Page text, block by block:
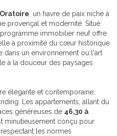
, un havre de paix niché à
provençal et modernité. Situé
immobilier neuf offre
à proximité du cœur historique
dans un environnement où l'art
à la douceur des paysages
élégante et contemporaine,
Les appartements, allant du
généreuses de 46,30 à
minutieusement conçu pour
les normes